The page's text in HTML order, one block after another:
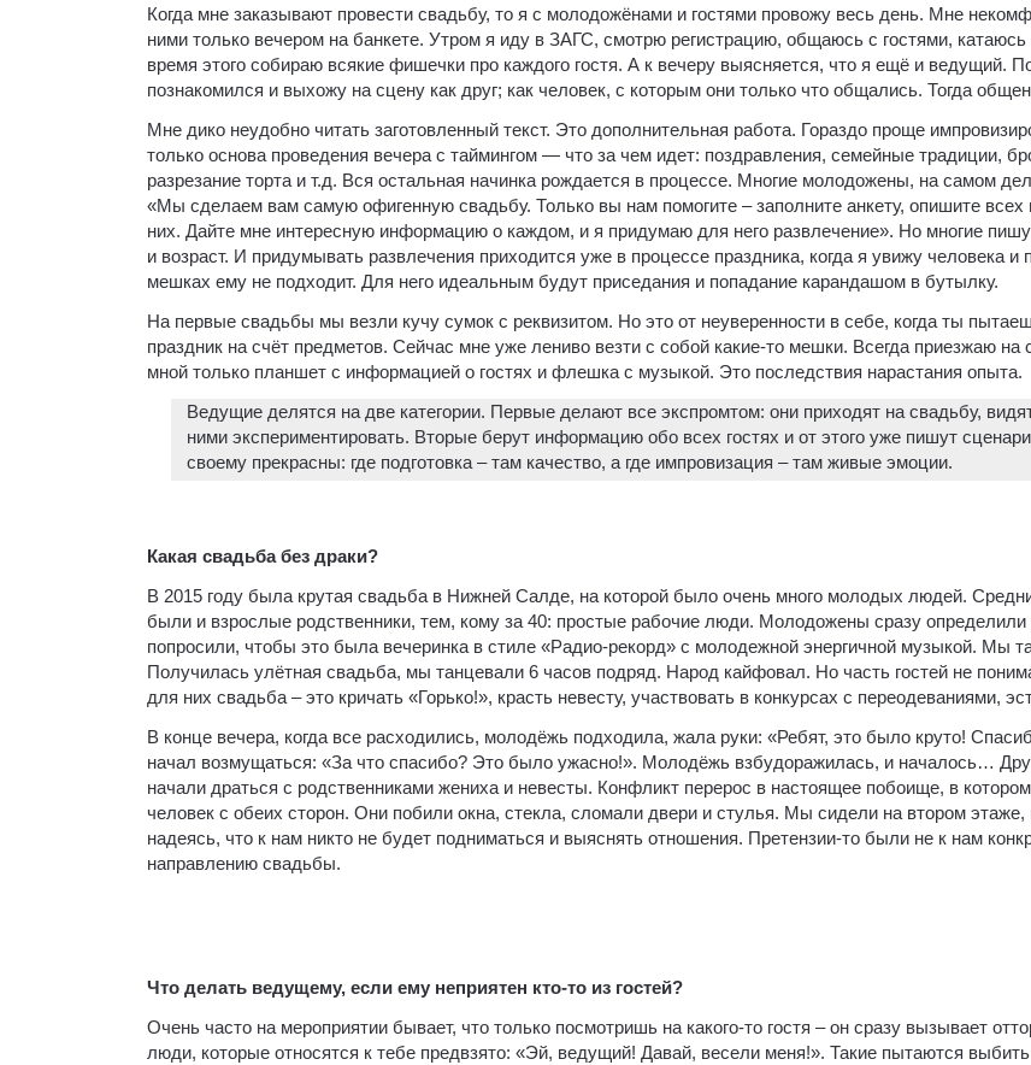
Когда мне заказывают провести свадьбу, то я с молодожёнами и гостями провожу весь день. Мне
ними только вечером на банкете. Утром я иду в ЗАГС, смотрю регистрацию, общаюсь с гостями,
время этого собираю всякие фишечки про каждого гостя. А к вечеру выясняется, что я ещё и ведущий.
познакомился и выхожу на сцену как друг; как человек, с которым они только что общались. Тогда
Мне дико неудобно читать заготовленный текст. Это дополнительная работа. Гораздо проще
только основа проведения вечера с таймингом — что за чем идет: поздравления, семейные традиции,
разрезание торта и т.д. Вся остальная начинка рождается в процессе. Многие молодожены, на самом
«Мы сделаем вам самую офигенную свадьбу. Только вы нам помогите – заполните анкету, опишите всех
них. Дайте мне интересную информацию о каждом, и я придумаю для него развлечение». Но многие
и возраст. И придумывать развлечения приходится уже в процессе праздника, когда я увижу человека и
мешках ему не подходит. Для него идеальным будут приседания и попадание карандашом в бутылку.
На первые свадьбы мы везли кучу сумок с реквизитом. Но это от неуверенности в себе, когда ты
праздник на счёт предметов. Сейчас мне уже лениво везти с собой какие-то мешки. Всегда приезжаю на
мной только планшет с информацией о гостях и флешка с музыкой. Это последствия нарастания опыта.
Ведущие делятся на две категории. Первые делают все экспромтом: они приходят на свадьбу,
ними экспериментировать. Вторые берут информацию обо всех гостях и от этого уже пишут
своему прекрасны: где подготовка – там качество, а где импровизация – там живые эмоции.
Какая свадьба без драки?
В 2015 году была крутая свадьба в Нижней Салде, на которой было очень много молодых людей.
были и взрослые родственники, тем, кому за 40: простые рабочие люди. Молодожены сразу
попросили, чтобы это была вечеринка в стиле «Радио-рекорд» с молодежной энергичной музыкой. Мы
Получилась улётная свадьба, мы танцевали 6 часов подряд. Народ кайфовал. Но часть гостей не
для них свадьба – это кричать «Горько!», красть невесту, участвовать в конкурсах с переодеваниями,
В конце вечера, когда все расходились, молодёжь подходила, жала руки: «Ребят, это было круто!
начал возмущаться: «За что спасибо? Это было ужасно!». Молодёжь взбудоражилась, и началось…
начали драться с родственниками жениха и невесты. Конфликт перерос в настоящее побоище, в
человек с обеих сторон. Они побили окна, стекла, сломали двери и стулья. Мы сидели на втором этаже,
надеясь, что к нам никто не будет подниматься и выяснять отношения. Претензии-то были не к нам
направлению свадьбы.
Что делать ведущему, если ему неприятен кто-то из гостей?
Очень часто на мероприятии бывает, что только посмотришь на какого-то гостя – он сразу вызывает
люди, которые относятся к тебе предвзято: «Эй, ведущий! Давай, весели меня!». Такие пытаются